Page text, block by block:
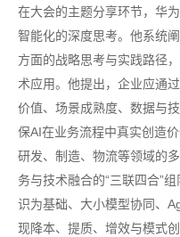
在大会的主题分享环节，华
智能化的深度思考。他系统
方面的战略思考与实践路径
术应用。他提出，企业应通
价值、场景成熟度、数据与
保AI在业务流程中真实创造
研发、制造、物流等领域的
务与技术融合的“三联四合”
识为基础、大小模型协同、
现降本、提质、增效与模式